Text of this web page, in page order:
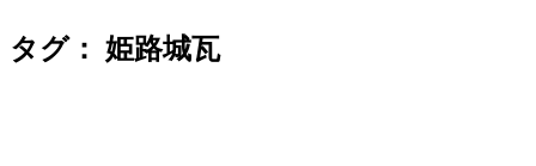
タグ： 姫路城瓦